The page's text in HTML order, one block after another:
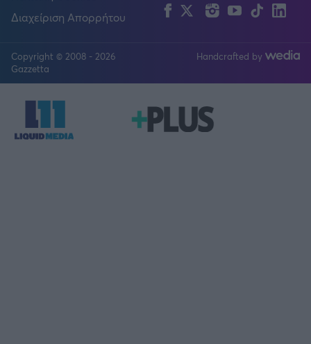
Διαχείριση Απορρήτου
FacebookTwitterInstagram
YouTubeTikTok
Copyright © 2008 - 2026
Gazzetta
Handcrafted by